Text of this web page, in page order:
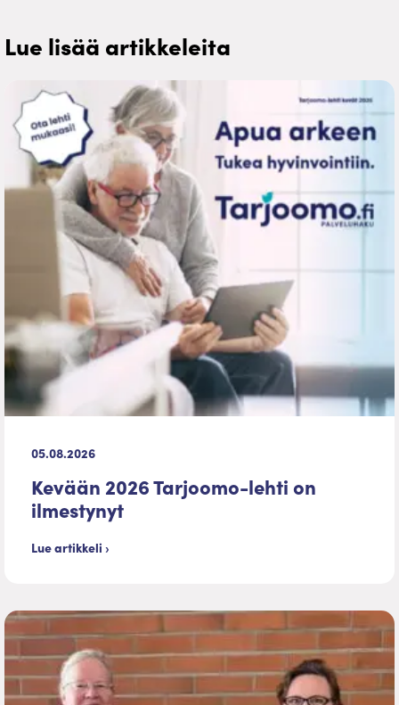
Lue lisää artikkeleita
05.08.2026
Kevään 2026 Tarjoomo-lehti on
ilmestynyt
Lue artikkeli ›